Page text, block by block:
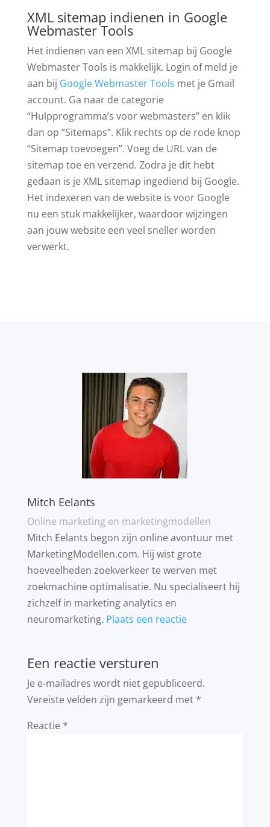
XML sitemap indienen in Google
Webmaster Tools
Het indienen van een XML sitemap bij Google
Webmaster Tools is makkelijk. Login of meld je
aan bij Google Webmaster Tools met je Gmail
account. Ga naar de categorie
“Hulpprogramma’s voor webmasters” en klik
dan op “Sitemaps”. Klik rechts op de rode knop
“Sitemap toevoegen”. Voeg de URL van de
sitemap toe en verzend. Zodra je dit hebt
gedaan is je XML sitemap ingediend bij Google.
Het indexeren van de website is voor Google
nu een stuk makkelijker, waardoor wijzingen
aan jouw website een veel sneller worden
verwerkt.
Mitch Eelants
Online marketing en marketingmodellen
Mitch Eelants begon zijn online avontuur met
MarketingModellen.com. Hij wist grote
hoeveelheden zoekverkeer te werven met
zoekmachine optimalisatie. Nu specialiseert hij
zichzelf in marketing analytics en
neuromarketing. Plaats een reactie
Een reactie versturen
Je e-mailadres wordt niet gepubliceerd.
Vereiste velden zijn gemarkeerd met *
Reactie *